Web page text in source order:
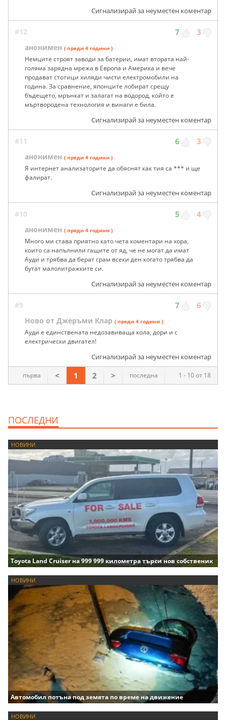
Сигнализирай за неуместен коментар
#12 7 3
анонимен ( преди 4 години )
Немците строят заводи за батерии, имат втората най-
голяма зарядна мрежа в Европа и Америка и вече
продават стотици хиляди чисти електромобили на
година. За сравнение, японците лобират срещу
бъдещето, мрънкат и залагат на водород, който е
мъртвородена технология и винаги е била.
Сигнализирай за неуместен коментар
#11 6 3
анонимен ( преди 4 години )
Я интернет анализаторите да обяснят как тия са *** и ще
фалират.
Сигнализирай за неуместен коментар
#10 5 4
анонимен ( преди 4 години )
Много ми става приятно като чета коментари на хора,
които са напълнили гащите от яд, че не могат да имат
Ауди и трябва да берат срам всеки ден когато трябва да
бутат малолитражките си.
Сигнализирай за неуместен коментар
#9 7 6
Ново от Джеръми Клар ( преди 4 години )
Ауди е единствената недозавиваща кола, дори и с
електрически двигател!
Сигнализирай за неуместен коментар
1 - 10 от 18
първа < 1 2 > последна
ПОСЛЕДНИ
НОВИНИ
Toyota Land Cruiser на 999 999 километра търси нов собственик
НОВИНИ
Автомобил потъна под земята по време на движение
НОВИНИ